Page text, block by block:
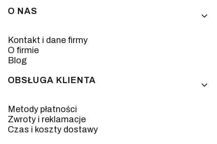
Linki w stopce
O NAS
Kontakt i dane firmy
O firmie
Blog
OBSŁUGA KLIENTA
Metody płatności
Zwroty i reklamacje
Czas i koszty dostawy